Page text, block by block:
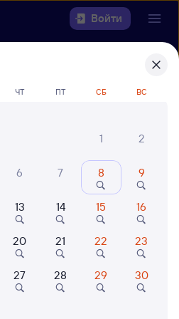
Войти
найти
Усмань
поезда
ЧТ ПТ СБ ВС
1
2
6 7 8 9
13 14 15 16
20 21 22 23
27 28 29 30